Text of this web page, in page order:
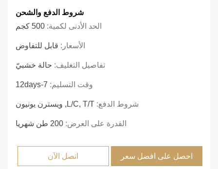
شروط الدفع والشحن
الحد الأدنى لكمية: 500 كجم
الأسعار: قابل للتفاوض
تفاصيل التغليف: حالة خشبيّ
وقت التسليم: 7-12days
شروط الدفع: L/C, T/T, ويسترن يونيون
القدرة على العرض: 200 طن شهريا
احصل على افضل سعر اتصل الآن